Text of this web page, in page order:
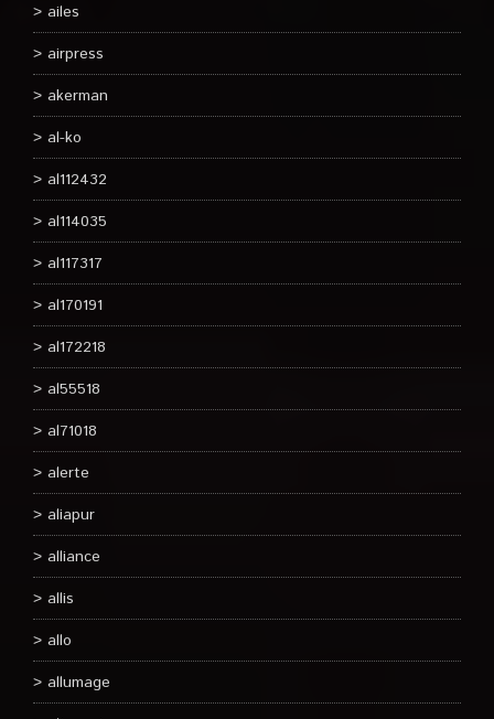
ailes
airpress
akerman
al-ko
al112432
al114035
al117317
al170191
al172218
al55518
al71018
alerte
aliapur
alliance
allis
allo
allumage